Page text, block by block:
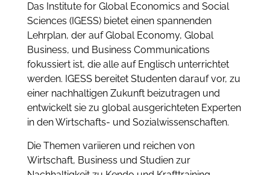
Das Institute for Global Economics and Social
Sciences (IGESS) bietet einen spannenden
Lehrplan, der auf Global Economy, Global
Business, und Business Communications
fokussiert ist, die alle auf Englisch unterrichtet
werden. IGESS bereitet Studenten darauf vor, zu
einer nachhaltigen Zukunft beizutragen und
entwickelt sie zu global ausgerichteten Experten
in den Wirtschafts- und Sozialwissenschaften.
Die Themen variieren und reichen von
Wirtschaft, Business und Studien zur